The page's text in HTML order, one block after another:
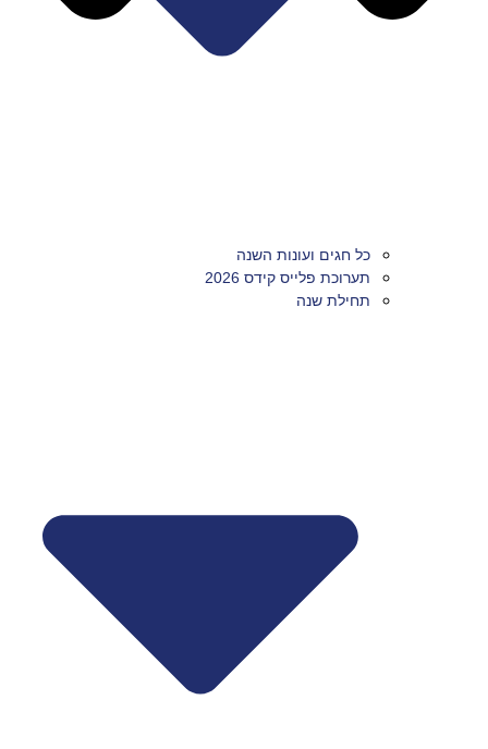
כל חגים ועונות השנה
תערוכת פלייס קידס 2026
תחילת שנה